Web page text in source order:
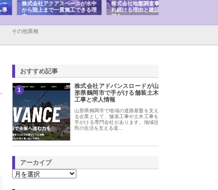
社アクアスペースが水中
上まで一貫施工できる理
株式会社地盤調査事務所が選ば
れ続ける理由と建設コンサルの
強み
その他業種
おすすめ記事
1
株式会社アドバンスロードが山
形県鶴岡市で手がける舗装土木
工事と求人情報
山形県鶴岡市で地域の道路基盤を支え
る企業として、舗装工事や土木工事を
手がける専門会社があります。地域住
民の生活を支える道…
アーカイブ